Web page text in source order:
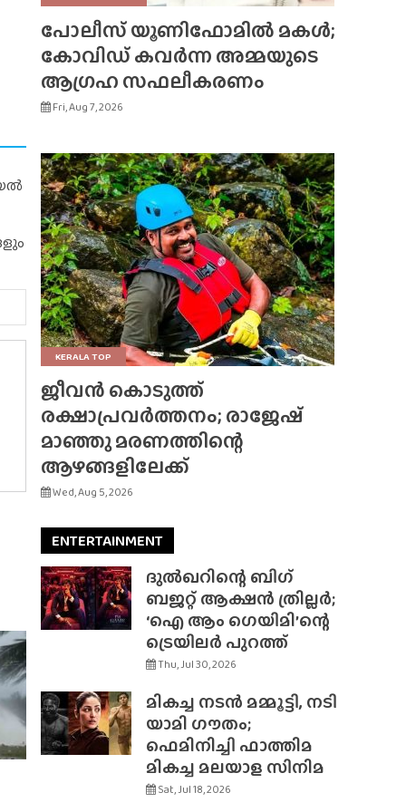
പോലീസ് യൂണിഫോമിൽ മകൾ;
കോവിഡ് കവർന്ന അമ്മയുടെ
ആഗ്രഹ സഫലീകരണം
Fri, Aug 7, 2026
KERALA TOP
ജീവൻ കൊടുത്ത്
രക്ഷാപ്രവർത്തനം; രാജേഷ്
മാഞ്ഞു മരണത്തിന്റെ
ആഴങ്ങളിലേക്ക്
Wed, Aug 5, 2026
ENTERTAINMENT
ദുൽഖറിന്റെ ബിഗ്
ബജറ്റ് ആക്ഷൻ ത്രില്ലർ;
‘ഐ ആം ഗെയിമി’ന്റെ
ട്രെയിലർ പുറത്ത്
Thu, Jul 30, 2026
മികച്ച നടൻ മമ്മൂട്ടി, നടി
യാമി ഗൗതം;
ഫെമിനിച്ചി ഫാത്തിമ
മികച്ച മലയാള സിനിമ
Sat, Jul 18, 2026